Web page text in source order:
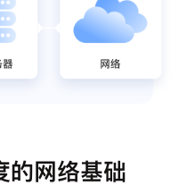
的网络基础